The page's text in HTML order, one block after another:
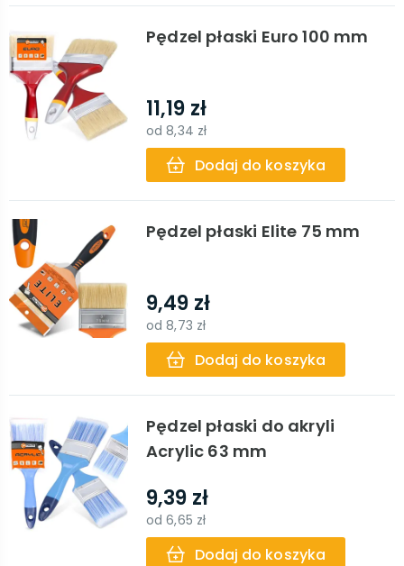
Pędzel płaski Euro 100 mm
11,19 zł
od8,34 zł
Dodaj do koszyka
Pędzel płaski Elite 75 mm
9,49 zł
od8,73 zł
Dodaj do koszyka
Pędzel płaski do akryli
Acrylic 63 mm
9,39 zł
od6,65 zł
Dodaj do koszyka